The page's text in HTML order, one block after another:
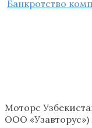
Банкротство
Моторс
ООО «Узавторус»)